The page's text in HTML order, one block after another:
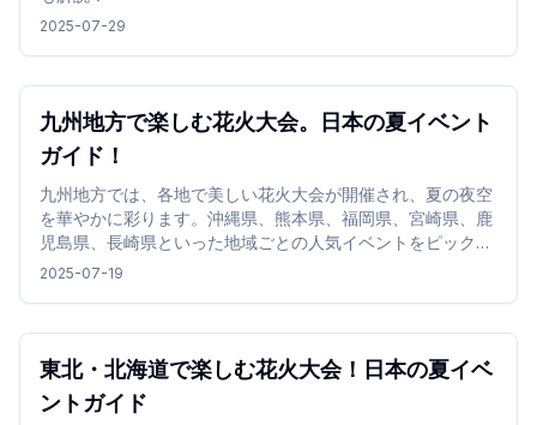
2025-07-29
九州地方で楽しむ花火大会。日本の夏イベント
ガイド！
九州地方では、各地で美しい花火大会が開催され、夏の夜空
を華やかに彩ります。沖縄県、熊本県、福岡県、宮崎県、鹿
児島県、長崎県といった地域ごとの人気イベントをピックア
ップし、それぞれの見どころやおすすめの観覧スポットを詳
2025-07-19
東北・北海道で楽しむ花火大会！日本の夏イベ
ントガイド